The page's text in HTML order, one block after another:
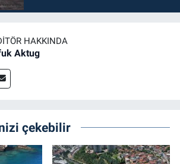
HAKKINDA
Aktug
çekebilir